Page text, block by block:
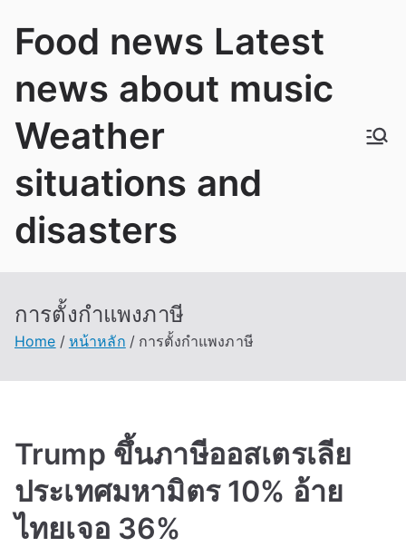
Food news Latest
news about music
Weather
situations and
disasters
การตั้งกำแพงภาษี
Home หน้าหลัก การตั้งกำแพงภาษี
Trump ขึ้นภาษีออสเตรเลีย
ประเทศมหามิตร 10% อ้าย
ไทยเจอ 36%